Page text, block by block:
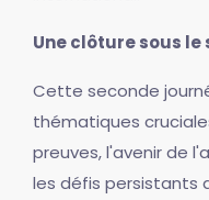
Une clôture sous
Cette seconde
thématiques
preuves, l'avenir de
les défis persistants